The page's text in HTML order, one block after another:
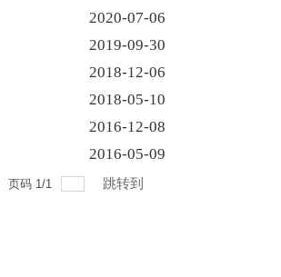
2020-07-06
2019-09-30
2018-12-06
2018-05-10
2016-12-08
2016-05-09
页码 1/1 跳转到